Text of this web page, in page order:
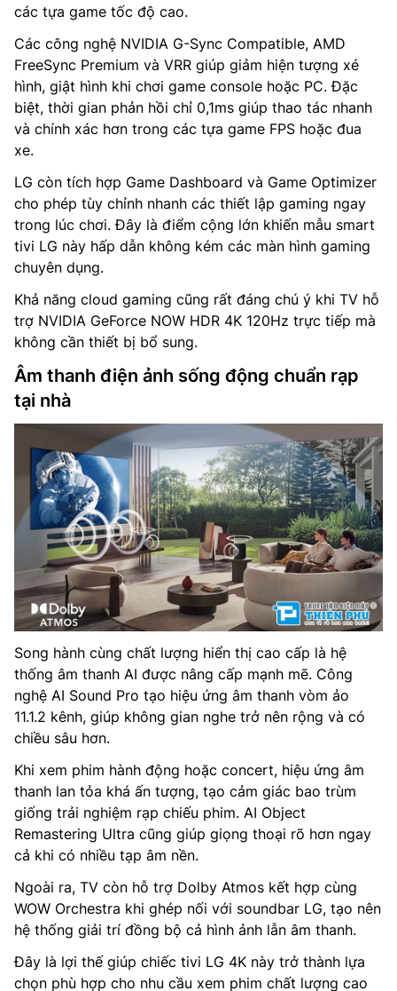
các tựa game tốc độ cao.
Các công nghệ NVIDIA G-Sync Compatible, AMD
FreeSync Premium và VRR giúp giảm hiện tượng xé
hình, giật hình khi chơi game console hoặc PC. Đặc
biệt, thời gian phản hồi chỉ 0,1ms giúp thao tác nhanh
và chính xác hơn trong các tựa game FPS hoặc đua
xe.
LG còn tích hợp Game Dashboard và Game Optimizer
cho phép tùy chỉnh nhanh các thiết lập gaming ngay
trong lúc chơi. Đây là điểm cộng lớn khiến mẫu smart
tivi LG này hấp dẫn không kém các màn hình gaming
chuyên dụng.
Khả năng cloud gaming cũng rất đáng chú ý khi TV hỗ
trợ NVIDIA GeForce NOW HDR 4K 120Hz trực tiếp mà
không cần thiết bị bổ sung.
Âm thanh điện ảnh sống động chuẩn rạp
tại nhà
Song hành cùng chất lượng hiển thị cao cấp là hệ
thống âm thanh AI được nâng cấp mạnh mẽ. Công
nghệ AI Sound Pro tạo hiệu ứng âm thanh vòm ảo
11.1.2 kênh, giúp không gian nghe trở nên rộng và có
chiều sâu hơn.
Khi xem phim hành động hoặc concert, hiệu ứng âm
thanh lan tỏa khá ấn tượng, tạo cảm giác bao trùm
giống trải nghiệm rạp chiếu phim. AI Object
Remastering Ultra cũng giúp giọng thoại rõ hơn ngay
cả khi có nhiều tạp âm nền.
Ngoài ra, TV còn hỗ trợ Dolby Atmos kết hợp cùng
WOW Orchestra khi ghép nối với soundbar LG, tạo nên
hệ thống giải trí đồng bộ cả hình ảnh lẫn âm thanh.
Đây là lợi thế giúp chiếc tivi LG 4K này trở thành lựa
chọn phù hợp cho nhu cầu xem phim chất lượng cao